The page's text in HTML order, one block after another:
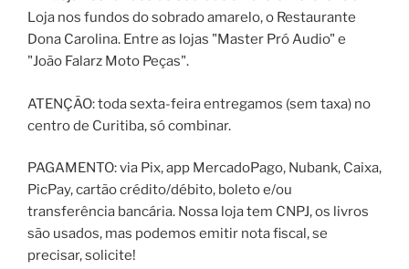
Loja nos fundos do sobrado amarelo, o Restaurante
Dona Carolina. Entre as lojas "Master Pró Audio" e
"João Falarz Moto Peças".
ATENÇÃO: toda sexta-feira entregamos (sem taxa) no
centro de Curitiba, só combinar.
PAGAMENTO: via Pix, app MercadoPago, Nubank, Caixa,
PicPay, cartão crédito/débito, boleto e/ou
transferência bancária. Nossa loja tem CNPJ, os livros
são usados, mas podemos emitir nota fiscal, se
precisar, solicite!